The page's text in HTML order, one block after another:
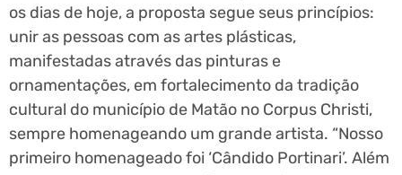
os dias de hoje, a proposta segue seus princípios:
unir as pessoas com as artes plásticas,
manifestadas através das pinturas e
ornamentações, em fortalecimento da tradição
cultural do município de Matão no Corpus Christi,
sempre homenageando um grande artista. “Nosso
primeiro homenageado foi ‘Cândido Portinari’. Além